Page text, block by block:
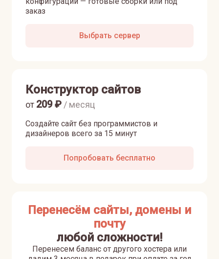
заказ
Выбрать сервер
Конструктор сайтов
Создайте сайт без программистов и
дизайнеров всего за 15 минут
от 209₽ / месяц
Попробовать бесплатно
Перенесём сайты, домены и
почту
любой сложности!
Перенесем баланс от другого хостера или